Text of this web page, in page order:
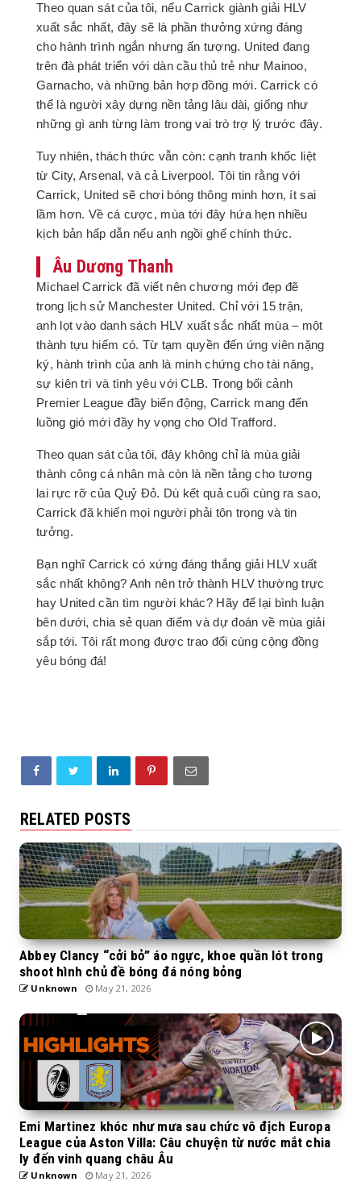
Theo quan sát của tôi, nếu Carrick giành giải HLV
xuất sắc nhất, đây sẽ là phần thưởng xứng đáng
cho hành trình ngắn nhưng ấn tượng. United đang
trên đà phát triển với dàn cầu thủ trẻ như Mainoo,
Garnacho, và những bản hợp đồng mới. Carrick có
thể là người xây dựng nền tảng lâu dài, giống như
những gì anh từng làm trong vai trò trợ lý trước đây.
Tuy nhiên, thách thức vẫn còn: cạnh tranh khốc liệt
từ City, Arsenal, và cả Liverpool. Tôi tin rằng với
Carrick, United sẽ chơi bóng thông minh hơn, ít sai
lầm hơn. Về cá cược, mùa tới đây hứa hẹn nhiều
kịch bản hấp dẫn nếu anh ngồi ghế chính thức.
Âu Dương Thanh
Michael Carrick đã viết nên chương mới đẹp đẽ
trong lịch sử Manchester United. Chỉ với 15 trận,
anh lọt vào danh sách HLV xuất sắc nhất mùa – một
thành tựu hiếm có. Từ tạm quyền đến ứng viên nặng
ký, hành trình của anh là minh chứng cho tài năng,
sự kiên trì và tình yêu với CLB. Trong bối cảnh
Premier League đầy biến động, Carrick mang đến
luồng gió mới đầy hy vọng cho Old Trafford.
Theo quan sát của tôi, đây không chỉ là mùa giải
thành công cá nhân mà còn là nền tảng cho tương
lai rực rỡ của Quỷ Đỏ. Dù kết quả cuối cùng ra sao,
Carrick đã khiến mọi người phải tôn trọng và tin
tưởng.
Bạn nghĩ Carrick có xứng đáng thắng giải HLV xuất
sắc nhất không? Anh nên trở thành HLV thường trực
hay United cần tìm người khác? Hãy để lại bình luận
bên dưới, chia sẻ quan điểm và dự đoán về mùa giải
sắp tới. Tôi rất mong được trao đổi cùng cộng đồng
yêu bóng đá!
RELATED POSTS
Abbey Clancy “cởi bỏ” áo ngực, khoe quần lót trong
shoot hình chủ đề bóng đá nóng bỏng
Unknown May 21, 2026
Emi Martinez khóc như mưa sau chức vô địch Europa
League của Aston Villa: Câu chuyện từ nước mắt chia
ly đến vinh quang châu Âu
Unknown May 21, 2026